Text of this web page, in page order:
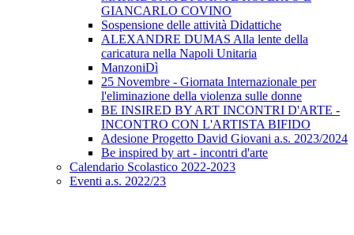
GIANCARLO COVINO
Sospensione delle attività Didattiche
ALEXANDRE DUMAS Alla lente della
caricatura nella Napoli Unitaria
ManzoniDì
25 Novembre - Giornata Internazionale per
l'eliminazione della violenza sulle donne
BE INSIRED BY ART INCONTRI D'ARTE -
INCONTRO CON L'ARTISTA BIFIDO
Adesione Progetto David Giovani a.s. 2023/2024
Be inspired by art - incontri d'arte
Calendario Scolastico 2022-2023
Eventi a.s. 2022/23